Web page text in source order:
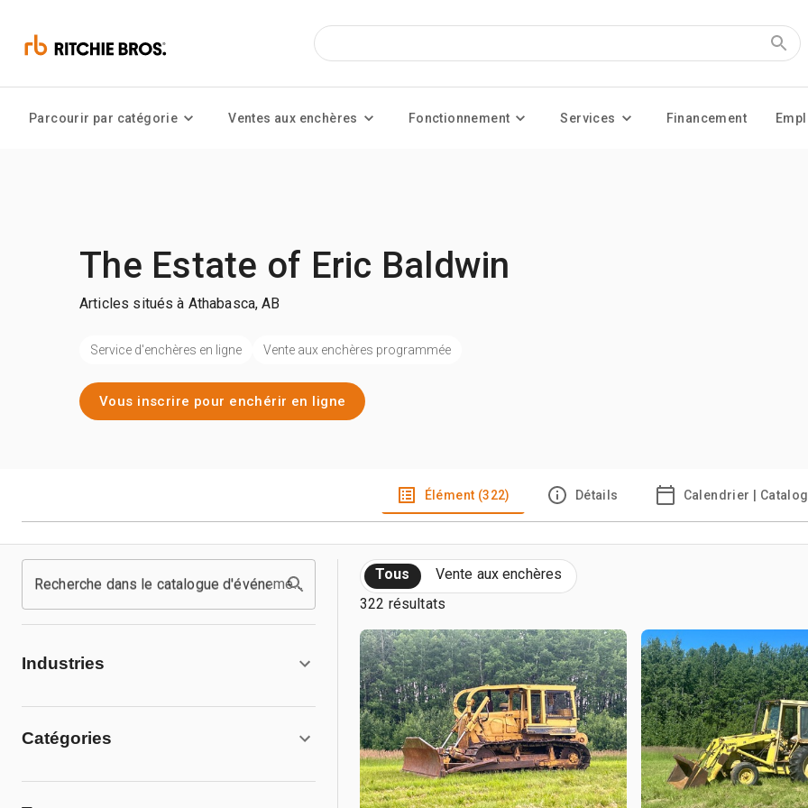
Parcourir par catégorie Ventes aux enchères Fonctionnement Services Financement
The Estate of Eric Baldwin
Articles situés à Athabasca, AB
Service d'enchères en ligne Vente aux enchères programmée
Vous inscrire pour enchérir en ligne
Élément (322) Détails Calendrier |
Recherche dans le catalogue d'événements
Industries
Catégories
Tous
Vente aux enchères
322 résultats